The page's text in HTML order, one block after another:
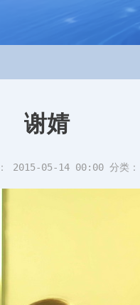
谢婧
2015-05-14 00:00 分类：